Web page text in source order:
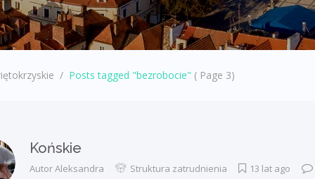
/ Posts tagged "bezrobocie" ( Page 3)
Końskie
AutorAleksandra Struktura zatrudnienia 13 lat ago